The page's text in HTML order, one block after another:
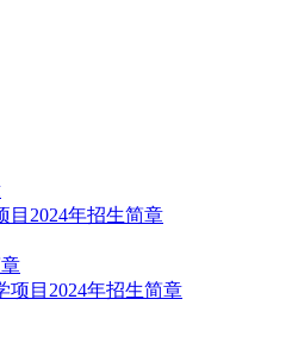
目2024年招生简章